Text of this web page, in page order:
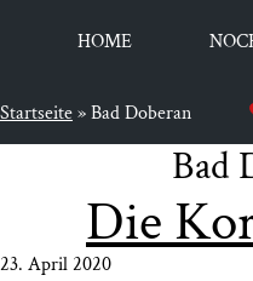
HOME
Startseite»Bad Doberan
Bad
Die
23. April 2020